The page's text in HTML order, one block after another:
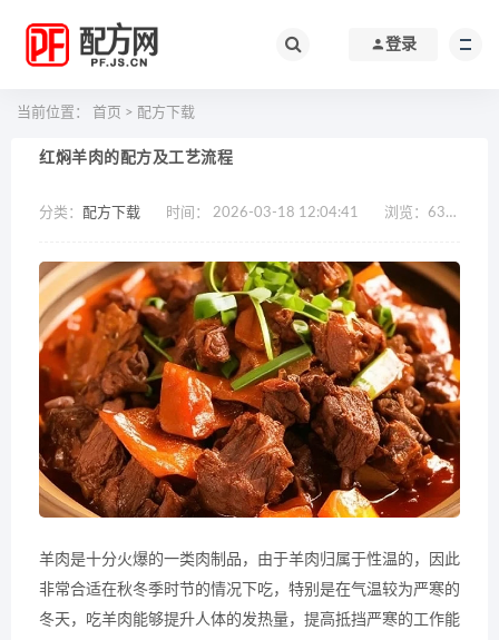
登录
当前位置： 首页 > 配方下载
红焖羊肉的配方及工艺流程
分类： 配方下载 时间： 2026-03-18 12:04:41 浏览： 630
羊肉是十分火爆的一类肉制品，由于羊肉归属于性温的，因此
非常合适在秋冬季时节的情况下吃，特别是在气温较为严寒的
冬天，吃羊肉能够提升人体的发热量，提高抵挡严寒的工作能